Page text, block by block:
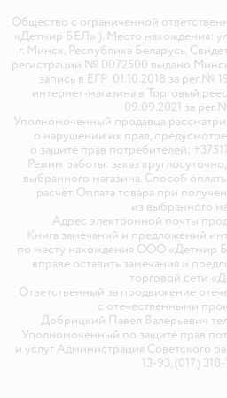
Общество с ограниченной
«Детмир БЕЛ» ). Место нахождения:
г. Минск, Республика Беларусь.
регистрации № 0072500 выдано
запись в ЕГР 01.10.2018 за рег.№
интернет-магазина в Торговый
09.09.2021 за
Уполномоченный продавца
о нарушении их прав,
о защите прав потребителей:
Режим работы: заказ
выбранного магазина. Способ
расчёт. Оплата товара при
из выбранного
Адрес электронной почты
Книга замечаний и предложений
по месту нахождения ООО «Детмир
вправе оставить замечания и
торговой сети
Ответственный за продвижение
с отечественными
Добрицкий Павел Валерьевич
Уполномоченный по защите прав
и услуг Администрация Советского
13-93, (017)